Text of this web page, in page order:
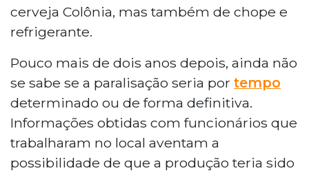
cerveja Colônia, mas também de chope e
refrigerante.
Pouco mais de dois anos depois, ainda não
se sabe se a paralisação seria por tempo
determinado ou de forma definitiva.
Informações obtidas com funcionários que
trabalharam no local aventam a
possibilidade de que a produção teria sido